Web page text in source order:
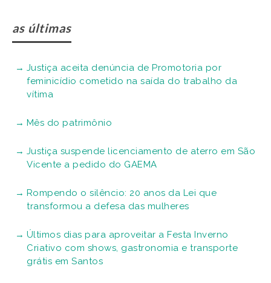
as últimas
Justiça aceita denúncia de Promotoria por
feminicídio cometido na saída do trabalho da
vítima
Mês do patrimônio
Justiça suspende licenciamento de aterro em São
Vicente a pedido do GAEMA
Rompendo o silêncio: 20 anos da Lei que
transformou a defesa das mulheres
Últimos dias para aproveitar a Festa Inverno
Criativo com shows, gastronomia e transporte
grátis em Santos